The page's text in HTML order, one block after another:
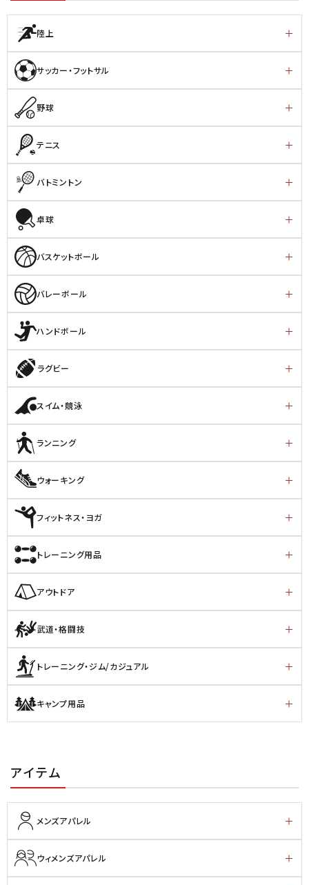
陸上
サッカー・フットサル
野球
テニス
バトミントン
卓球
バスケットボール
バレーボール
ハンドボール
ラグビー
スイム・競泳
ランニング
ウォーキング
フィットネス・ヨガ
トレーニング用品
アウトドア
武道・格闘技
トレーニング・ジム/カジュアル
キャンプ用品
アイテム
メンズアパレル
ウィメンズアパレル